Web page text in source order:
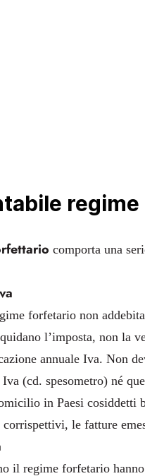
comporta una
forfetario non
l’imposta, non la
annuale Iva. Non
(cd. spesometro) né
in Paesi
le fatture
il regime forfetario